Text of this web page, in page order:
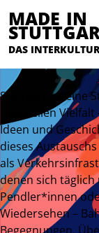
MADE IN
DAS
Stuttgart ist eine
kulturellen
Ideen und
dieses
als
denen sich täglich
Pendler*innen
Wiedersehen –